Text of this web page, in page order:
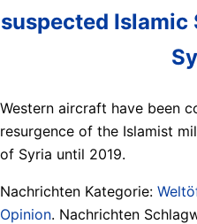
suspected Islamic
Western aircraft have been
resurgence of the Islamist
of Syria until 2019.
Nachrichten Kategorie:
Opinion. Nachrichten